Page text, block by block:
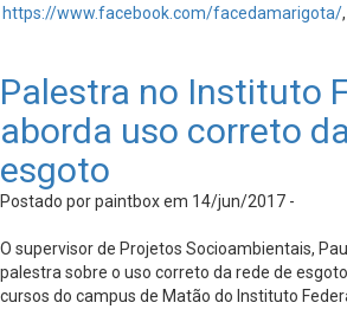
https://www.facebook.com/facedamarigota/
Palestra no Instituto
aborda uso correto
esgoto
Postado por paintbox em 14/jun/2017 -
O supervisor de Projetos Socioambientais,
palestra sobre o uso correto da rede de
cursos do campus de Matão do Instituto